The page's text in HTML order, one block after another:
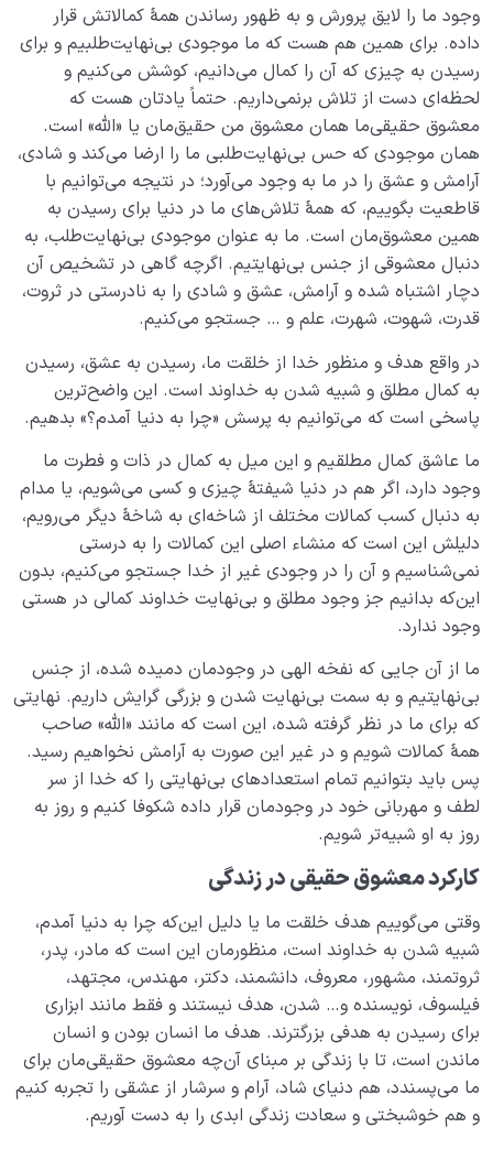
وجود ما را لایق پرورش و به ظهور رساندن همۀ کمالاتش قرار
داده. برای همین هم هست که ما موجودی بی‌نهایت‌طلبیم و برای
رسیدن به چیزی که آن را کمال می‌دانیم، کوشش می‌کنیم و
لحظه‌ای دست از تلاش برنمی‌داریم. حتماً یادتان هست که
معشوق حقیقی‌ما همان معشوق من حقیق‌مان یا «الله» است.
همان موجودی که حس بی‌نهایت‌طلبی ما را ارضا می‌کند و شادی،
آرامش و عشق را در ما به وجود می‌آورد؛ در نتیجه می‌توانیم با
قاطعیت بگوییم، که همۀ تلاش‌های ما در دنیا برای رسیدن به
همین معشوق‌مان است. ما به عنوان موجودی بی‌نهایت‌طلب، به
دنبال معشوقی از جنس بی‌نهایتیم. اگرچه گاهی در تشخیص آن
دچار اشتباه شده و آرامش، عشق و شادی را به نادرستی در ثروت،
قدرت، شهوت، شهرت، علم و … جستجو می‌کنیم.
در واقع هدف و منظور خدا از خلقت ما، رسیدن به عشق، رسیدن
به کمال‌ مطلق و شبیه شدن به خداوند است. این واضح‌ترین
پاسخی ا‌ست که می‌توانیم به پرسش «چرا به دنیا آمدم؟» ‌بدهیم.
ما عاشق کمال مطلقیم و این میل به کمال در ذات و فطرت ما
وجود دارد، اگر هم در دنیا شیفتۀ چیزی و کسی می‌شویم، یا مدام
به دنبال کسب کمالات مختلف از شاخه‌ای به شاخۀ دیگر می‌رویم،
دلیلش این است که منشاء اصلی این کمالات را به درستی
نمی‌شناسیم و آن را در وجودی غیر از خدا جستجو می‌کنیم، بدون
این‌که بدانیم جز وجود مطلق و بی‌نهایت خداوند کمالی در هستی
وجود ندارد.
ما از آن جایی که نفخه الهی در وجودمان دمیده شده، از جنس
بی‌نهایتیم و به سمت بی‌نهایت شدن و بزرگی گرایش داریم. نهایتی
که برای ما در نظر گرفته شده، این است که مانند «الله» صاحب
همۀ کمالات شویم و در غیر این صورت به آرامش نخواهیم رسید.
پس باید بتوانیم تمام استعدادهای بی‌نهایتی را که خدا از سر
لطف و مهربانی خود در وجودمان قرار داده شکوفا کنیم و روز به
روز به او شبیه‌تر‌ شویم.
کارکرد معشوق حقیقی در زندگی
وقتی می‌گوییم هدف خلقت ما یا دلیل این‌که چرا به دنیا آمدم،
شبیه شدن به خداوند است، منظورمان این است که مادر، پدر،
ثروتمند، مشهور، معروف، دانشمند، دکتر، مهندس، مجتهد،
فیلسوف، نویسنده و… شدن، هدف نیستند و فقط مانند ابزاری
برای رسیدن به هدفی بزرگترند. هدف ما انسان بودن و انسان
ماندن است، تا با زندگی بر مبنای آن‌چه معشوق حقیقی‌مان برای
ما می‌پسندد، هم دنیای شاد، آرام و سرشار از عشقی را تجربه کنیم
و هم خوشبختی و سعادت زندگی ابدی را به دست آوریم.